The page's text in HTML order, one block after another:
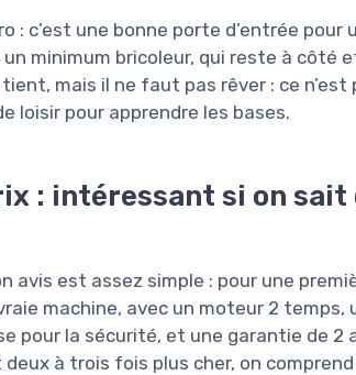
: c’est une bonne porte d’entrée
minimum bricoleur, qui reste à côté
mais il ne faut pas rêver : ce n’est
loisir pour apprendre les bases.
: intéressant si on sait
avis est assez simple : pour une
machine, avec un moteur 2 temps,
pour la sécurité, et une garantie de 2
à trois fois plus cher, on